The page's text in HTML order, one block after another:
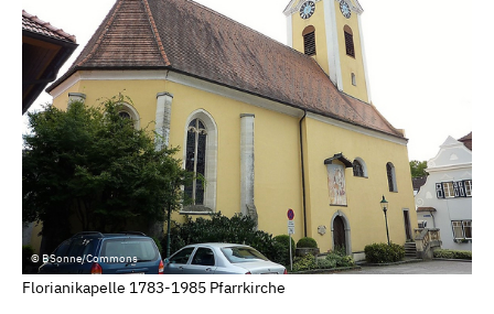
© BSonne/Commons
Florianikapelle 1783-1985 Pfarrkirche